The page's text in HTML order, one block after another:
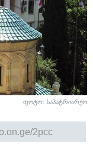
ფოტო: საპატრიარქო